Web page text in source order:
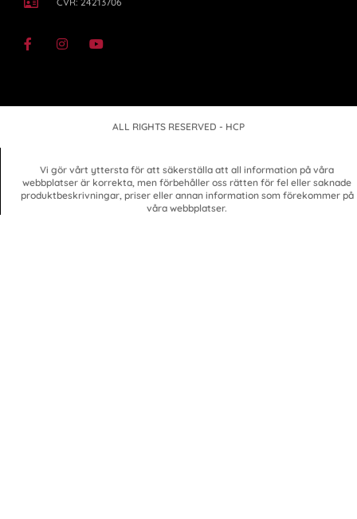
ALL RIGHTS RESERVED - HCP
Vi gör vårt yttersta för att säkerställa att all information på våra
webbplatser är korrekta, men förbehåller oss rätten för fel eller saknade
produktbeskrivningar, priser eller annan information som förekommer på
våra webbplatser.